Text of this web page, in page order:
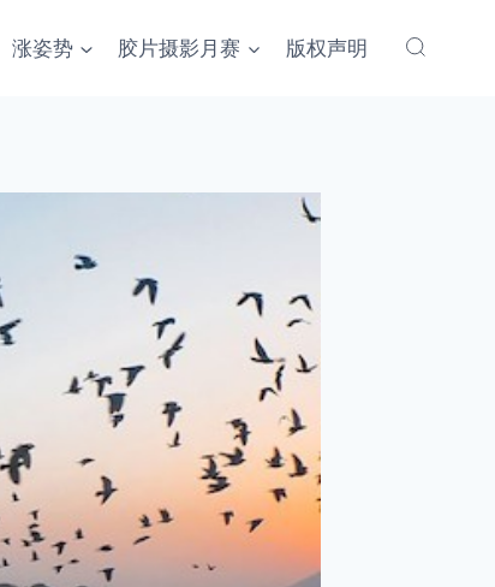
涨姿势 胶片摄影月赛 版权声明